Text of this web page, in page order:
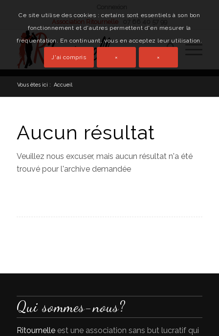
Association Ritournelle
Vous êtes ici : Accueil
Aucun résultat
Veuillez nous excuser, mais aucun résultat n'a été
trouvé pour l'archive demandée
Qui sommes-nous?
Ritournelleest une association sans but lucratif qui
Ce site utilise des cookies : certains sont essentiels à son bon
fonctionnement et d'autres permettent d'en mesurer la
fréquentation. En continuant, vous en acceptez leur utilisation.
J'ai compris × ×